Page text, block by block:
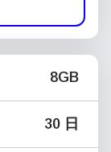
8GB
30 日